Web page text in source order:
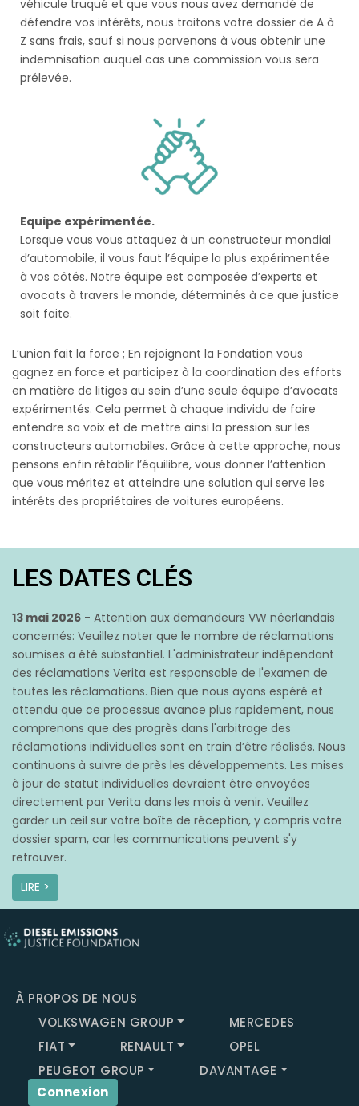
véhicule truqué et que vous nous avez demandé de
défendre vos intérêts, nous traitons votre dossier de A à
Z sans frais, sauf si nous parvenons à vous obtenir une
indemnisation auquel cas une commission vous sera
prélevée.
Equipe expérimentée.
Lorsque vous vous attaquez à un constructeur mondial
d’automobile, il vous faut l’équipe la plus expérimentée
à vos côtés. Notre équipe est composée d’experts et
avocats à travers le monde, déterminés à ce que justice
soit faite.
L’union fait la force ; En rejoignant la Fondation vous
gagnez en force et participez à la coordination des efforts
en matière de litiges au sein d’une seule équipe d’avocats
expérimentés. Cela permet à chaque individu de faire
entendre sa voix et de mettre ainsi la pression sur les
constructeurs automobiles. Grâce à cette approche, nous
pensons enfin rétablir l’équilibre, vous donner l’attention
que vous méritez et atteindre une solution qui serve les
intérêts des propriétaires de voitures européens.
LES DATES CLÉS
13 mai 2026 - Attention aux demandeurs VW néerlandais
concernés: Veuillez noter que le nombre de réclamations
soumises a été substantiel. L'administrateur indépendant
des réclamations Verita est responsable de l'examen de
toutes les réclamations. Bien que nous ayons espéré et
attendu que ce processus avance plus rapidement, nous
comprenons que des progrès dans l'arbitrage des
réclamations individuelles sont en train d’être réalisés. Nous
continuons à suivre de près les développements. Les mises
à jour de statut individuelles devraient être envoyées
directement par Verita dans les mois à venir. Veuillez
garder un œil sur votre boîte de réception, y compris votre
dossier spam, car les communications peuvent s'y
retrouver.
LIRE >
À PROPOS DE NOUS
VOLKSWAGEN GROUP
MERCEDES
FIAT
RENAULT
OPEL
PEUGEOT GROUP
DAVANTAGE
Connexion